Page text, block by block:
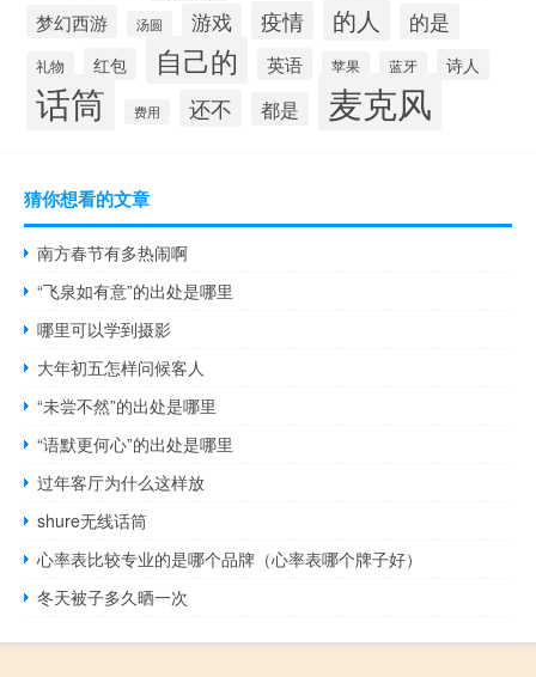
梦幻西游 汤圆 游戏 疫情 的人 的是
礼物 红包 自己的 英语 苹果 蓝牙 诗人
话筒 费用 还不 都是 麦克风
猜你想看的文章
南方春节有多热闹啊
“飞泉如有意”的出处是哪里
哪里可以学到摄影
大年初五怎样问候客人
“未尝不然”的出处是哪里
“语默更何心”的出处是哪里
过年客厅为什么这样放
shure无线话筒
心率表比较专业的是哪个品牌（心率表哪个牌子好）
冬天被子多久晒一次